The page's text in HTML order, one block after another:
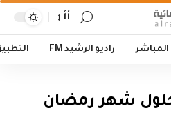
أأ
المباشر راديو الرشيد FM
شهر رمضان